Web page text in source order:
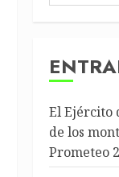
El Ejército
de los
Prometeo